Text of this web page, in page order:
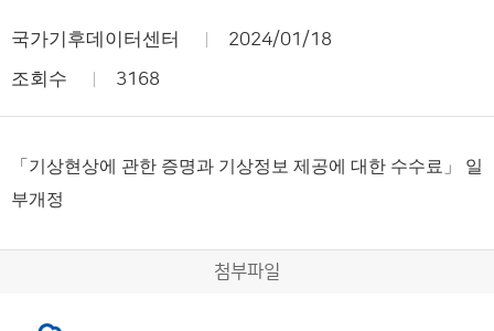
국가기후데이터센터 2024/01/18
조회수 3168
「기상현상에 관한 증명과 기상정보 제공에 대한 수수료」
일
부개정
첨부파일